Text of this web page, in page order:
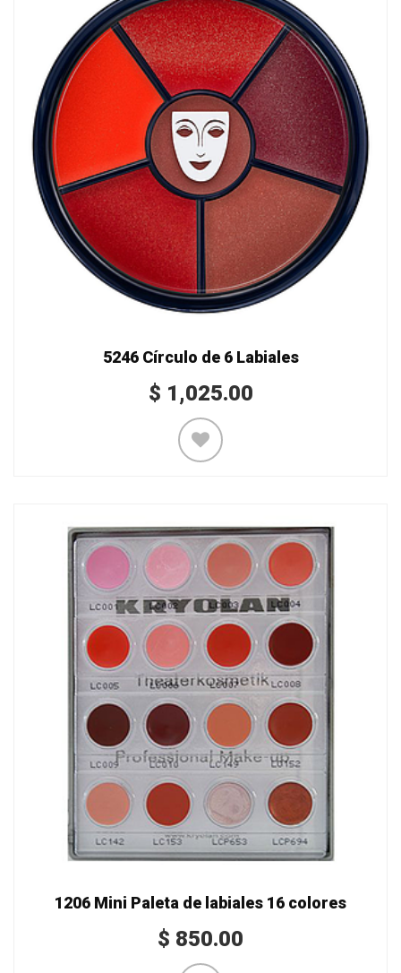
5246 Círculo de 6 Labiales
$ 1,025.00
1206 Mini Paleta de labiales 16 colores
$ 850.00